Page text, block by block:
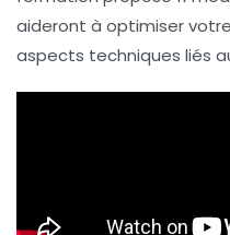
aideront à optimiser
aspects techniques liés